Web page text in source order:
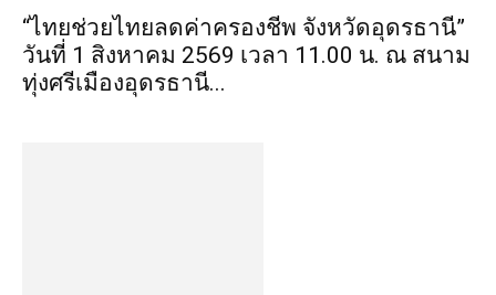
“ไทยช่วยไทยลดค่าครองชีพ จังหวัดอุดรธานี”
วันที่ 1 สิงหาคม 2569 เวลา 11.00 น. ณ สนาม
ทุ่งศรีเมืองอุดรธานี...